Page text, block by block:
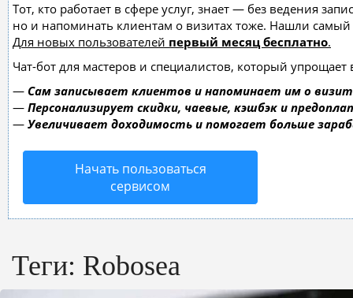
Тот, кто работает в сфере услуг, знает — без ведения
но и напоминать клиентам о визитах тоже. Нашли
Для новых пользователей первый месяц бесплатно.
Чат-бот для мастеров и специалистов, который упрощает
— Сам записывает клиентов и напоминает им о
— Персонализирует скидки, чаевые, кэшбэк и
— Увеличивает доходимость и помогает больше
Начать пользоваться
сервисом
Теги: Robosea